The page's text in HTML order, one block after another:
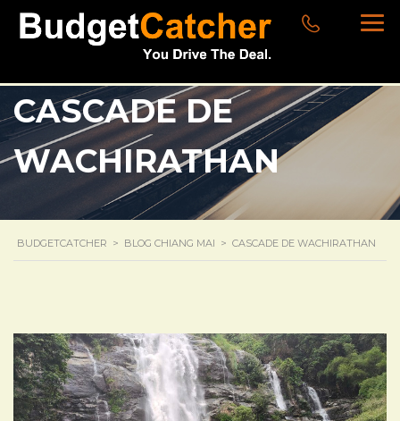
CASCADE DE
WACHIRATHAN
BUDGETCATCHER > BLOG CHIANG MAI > CASCADE DE WACHIRATHAN